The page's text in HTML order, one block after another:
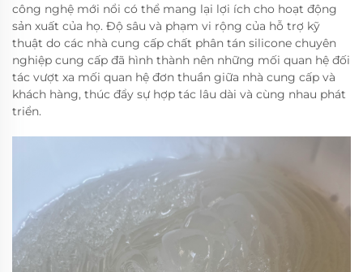
công nghệ mới nổi có thể mang lại lợi ích cho hoạt động
sản xuất của họ. Độ sâu và phạm vi rộng của hỗ trợ kỹ
thuật do các nhà cung cấp chất phân tán silicone chuyên
nghiệp cung cấp đã hình thành nên những mối quan hệ đối
tác vượt xa mối quan hệ đơn thuần giữa nhà cung cấp và
khách hàng, thúc đẩy sự hợp tác lâu dài và cùng nhau phát
triển.